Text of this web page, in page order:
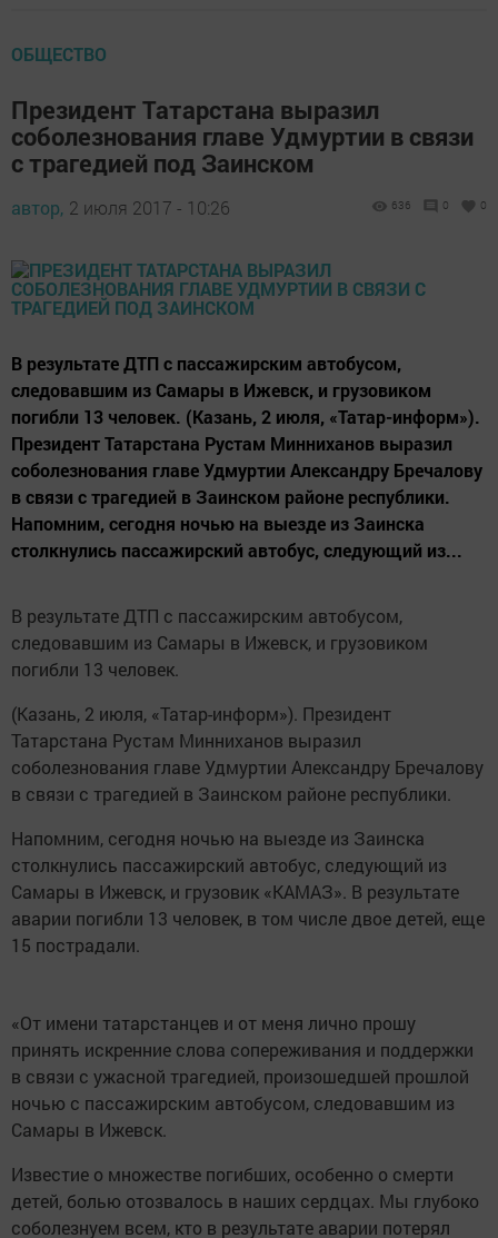
ОБЩЕСТВО
Президент Татарстана выразил
соболезнования главе Удмуртии в связи
с трагедией под Заинском
автор, 2 июля 2017 - 10:26 636 0 0
В результате ДТП с пассажирским автобусом,
следовавшим из Самары в Ижевск, и грузовиком
погибли 13 человек. (Казань, 2 июля, «Татар-информ»).
Президент Татарстана Рустам Минниханов выразил
соболезнования главе Удмуртии Александру Бречалову
в связи с трагедией в Заинском районе республики.
Напомним, сегодня ночью на выезде из Заинска
столкнулись пассажирский автобус, следующий из...
В результате ДТП с пассажирским автобусом,
следовавшим из Самары в Ижевск, и грузовиком
погибли 13 человек.
(Казань, 2 июля, «Татар-информ»). Президент
Татарстана Рустам Минниханов выразил
соболезнования главе Удмуртии Александру Бречалову
в связи с трагедией в Заинском районе республики.
Напомним, сегодня ночью на выезде из Заинска
столкнулись пассажирский автобус, следующий из
Самары в Ижевск, и грузовик «КАМАЗ». В результате
аварии погибли 13 человек, в том числе двое детей, еще
15 пострадали.
«От имени татарстанцев и от меня лично прошу
принять искренние слова сопереживания и поддержки
в связи с ужасной трагедией, произошедшей прошлой
ночью с пассажирским автобусом, следовавшим из
Самары в Ижевск.
Известие о множестве погибших, особенно о смерти
детей, болью отозвалось в наших сердцах. Мы глубоко
соболезнуем всем, кто в результате аварии потерял